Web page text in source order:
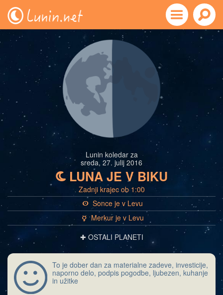
Lunin koledar za
sreda, 27. julij 2016
bLUNA JE V BIKU
Zadnji krajec ob 1:00
a Sonce je v Levu
c Merkur je v Levu
✚ OSTALI PLANETI
To je dober dan za materialne zadeve, investicije,
naporno delo, podpis pogodbe, ljubezen, kuhanje
in užitke